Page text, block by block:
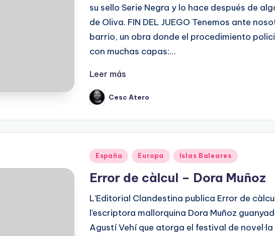
su sello Serie Negra y lo hace después de
de Oliva. FIN DEL JUEGO Tenemos ante
barrio, un obra donde el procedimiento
con muchas capas:…
Leer más
Publicado
por
Cesc Atero
Publicado
España Europa Islas Baleares
Error de càlcul – Dora Muñoz
L’Editorial Clandestina publica Error de
l’escriptora mallorquina Dora Muñoz
Agustí Vehí que atorga el festival de